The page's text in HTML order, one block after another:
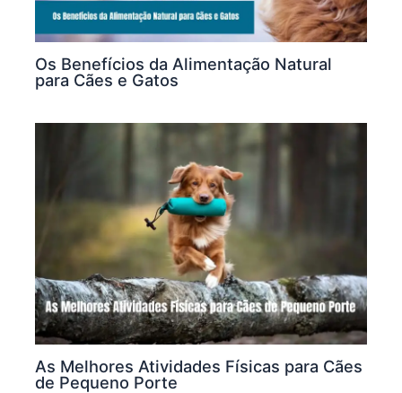
Os Benefícios da Alimentação Natural
para Cães e Gatos
As Melhores Atividades Físicas para Cães
de Pequeno Porte